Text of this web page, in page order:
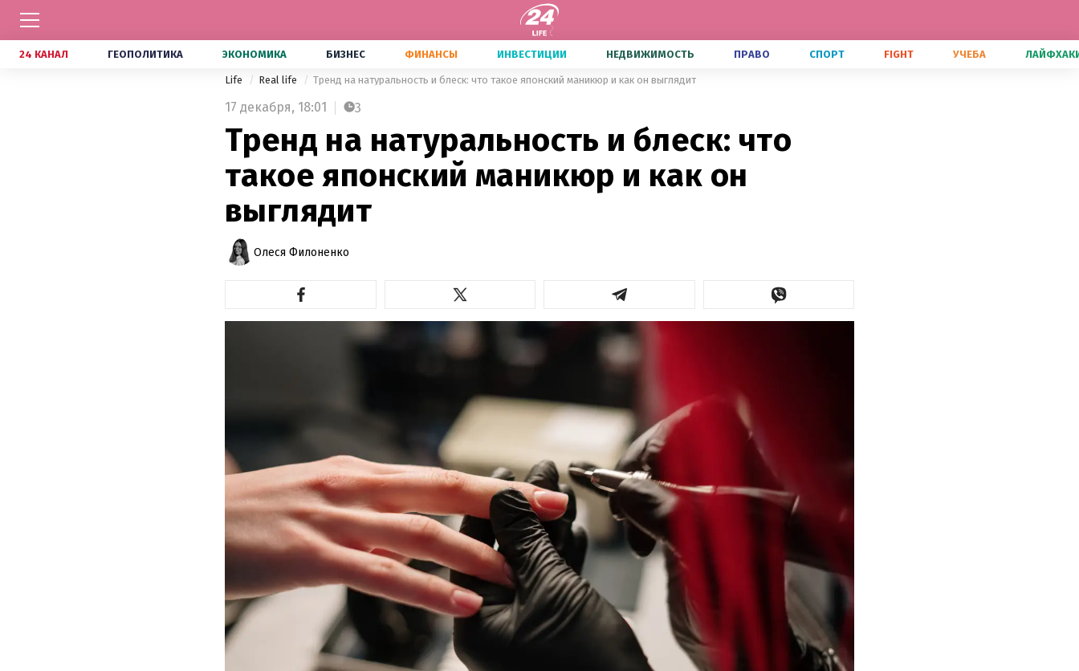
24 КАНАЛ ГЕОПОЛИТИКА ЭКОНОМИКА БИЗНЕС ФИНАНСЫ ИНВЕСТИЦИИ НЕДВИЖИМОСТЬ ПРАВО СПОРТ FIGHT УЧЕБА
Life Real life Тренд на натуральность и блеск: что такое японский маникюр и как он выглядит
17 декабря, 18:01 3
Тренд на натуральность и блеск: что
такое японский маникюр и как он
выглядит
Олеся Филоненко